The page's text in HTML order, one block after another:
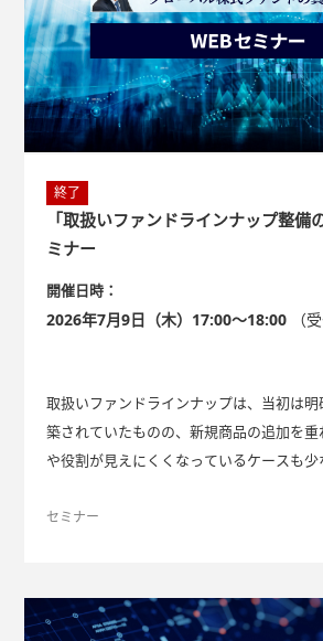
終了
「取扱いファンドラインナップ整備
ミナー
開催日時：
2026年7月9日（木）17:00～18:00 （
取扱いファンドラインナップは、当初は
築されていたものの、新規商品の追加を
や役割が見えにくくなっているケースも少
ンドを新規に採用したため、ファンド数が
インナップ整備すれば良いのか？本セミ
実務上の勘所を整理します。
セミナー